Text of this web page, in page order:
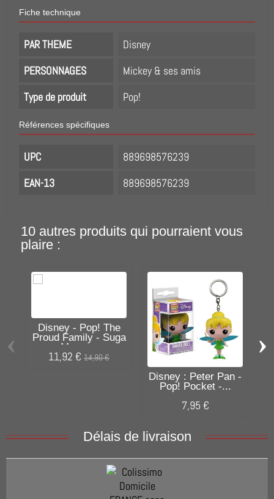
Fiche technique
PAR THEME
Disney
PERSONNAGES
Mickey & ses amis
Type de produit
Pop!
Références spécifiques
UPC
889698576239
EAN-13
889698576239
10 autres produits qui pourraient vous
plaire :
Disney - Pop! The
Proud Family - Suga
Mama...
11,92 € 14,90 €
Disney : Peter Pan -
Pop! Pocket -...
7,95 €
‹ ›
Délais de livraison